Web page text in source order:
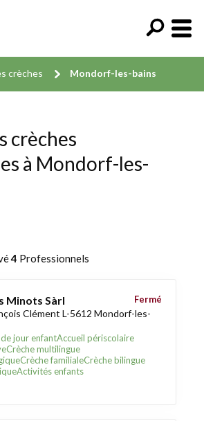
crèches Mondorf-les-bains
crèches
à Mondorf-les-
4 Professionnels
Minots Sàrl
Clément L-5612 Mondorf-les-
jour enfantAccueil périscolaire
Crèche multilingue
Crèche familialeCrèche bilingue
Activités enfants
Fermé